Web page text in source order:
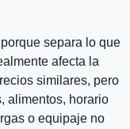
separa lo que
afecta la
similares, pero
alimentos, horario
o equipaje no